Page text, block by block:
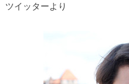
ツイッターより